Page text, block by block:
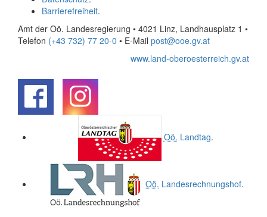
Barrierefreiheit.
Amt der Oö. Landesregierung • 4021 Linz, Landhausplatz 1 •
Telefon (+43 732) 77 20-0 • E-Mail post@ooe.gv.at
www.land-oberoesterreich.gv.at
Oö. Landtag.
Oö. Landesrechnungshof.